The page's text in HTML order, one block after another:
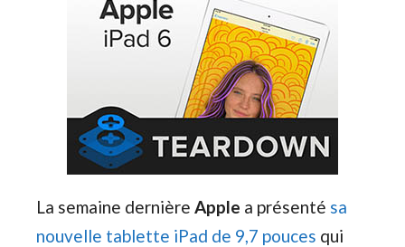
La semaine dernière Apple a présenté sa
nouvelle tablette iPad de 9,7 pouces qui